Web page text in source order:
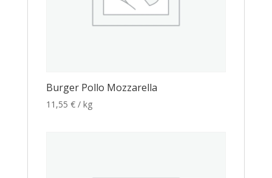
Burger Pollo Mozzarella
11,55 € / kg